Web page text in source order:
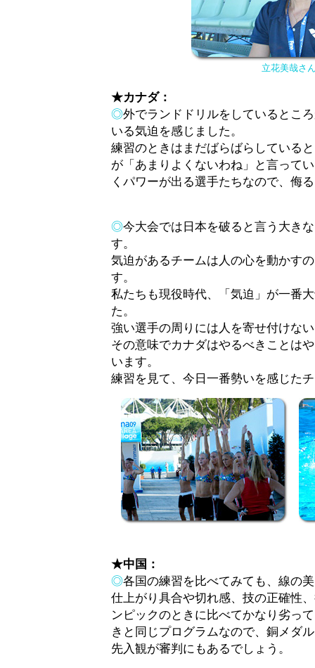
立花美哉さ
★カナダ：
◎外でランドドリルをしているとこ
いる気迫を感じました。
練習のときはまだばらばらしている
が「あまりよくないわね」と言って
くパワーが出る選手たちなので、侮
◎今大会では日本を破ると言う大き
す。
気迫があるチームは人の心を動かす
す。
私たちも現役時代、「気迫」が一番
た。
強い選手の周りには人を寄せ付けな
その意味でカナダはやるべきことは
います。
練習を見て、今日一番勢いを感じた
★中国：
◎各国の練習を比べてみても、線の
仕上がり具合や切れ感、技の正確性
ンピックのときに比べてかなり劣っ
きと同じプログラムなので、銅メダ
先入観が審判にもあるでしょう。